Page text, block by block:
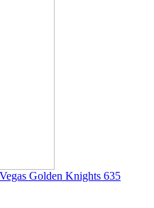
Golden Knights 635